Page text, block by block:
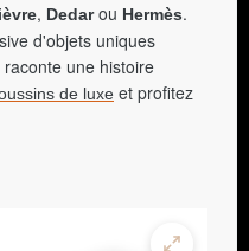
, Dedarou Hermès.
d'objets uniques
une histoire
de luxe et profitez